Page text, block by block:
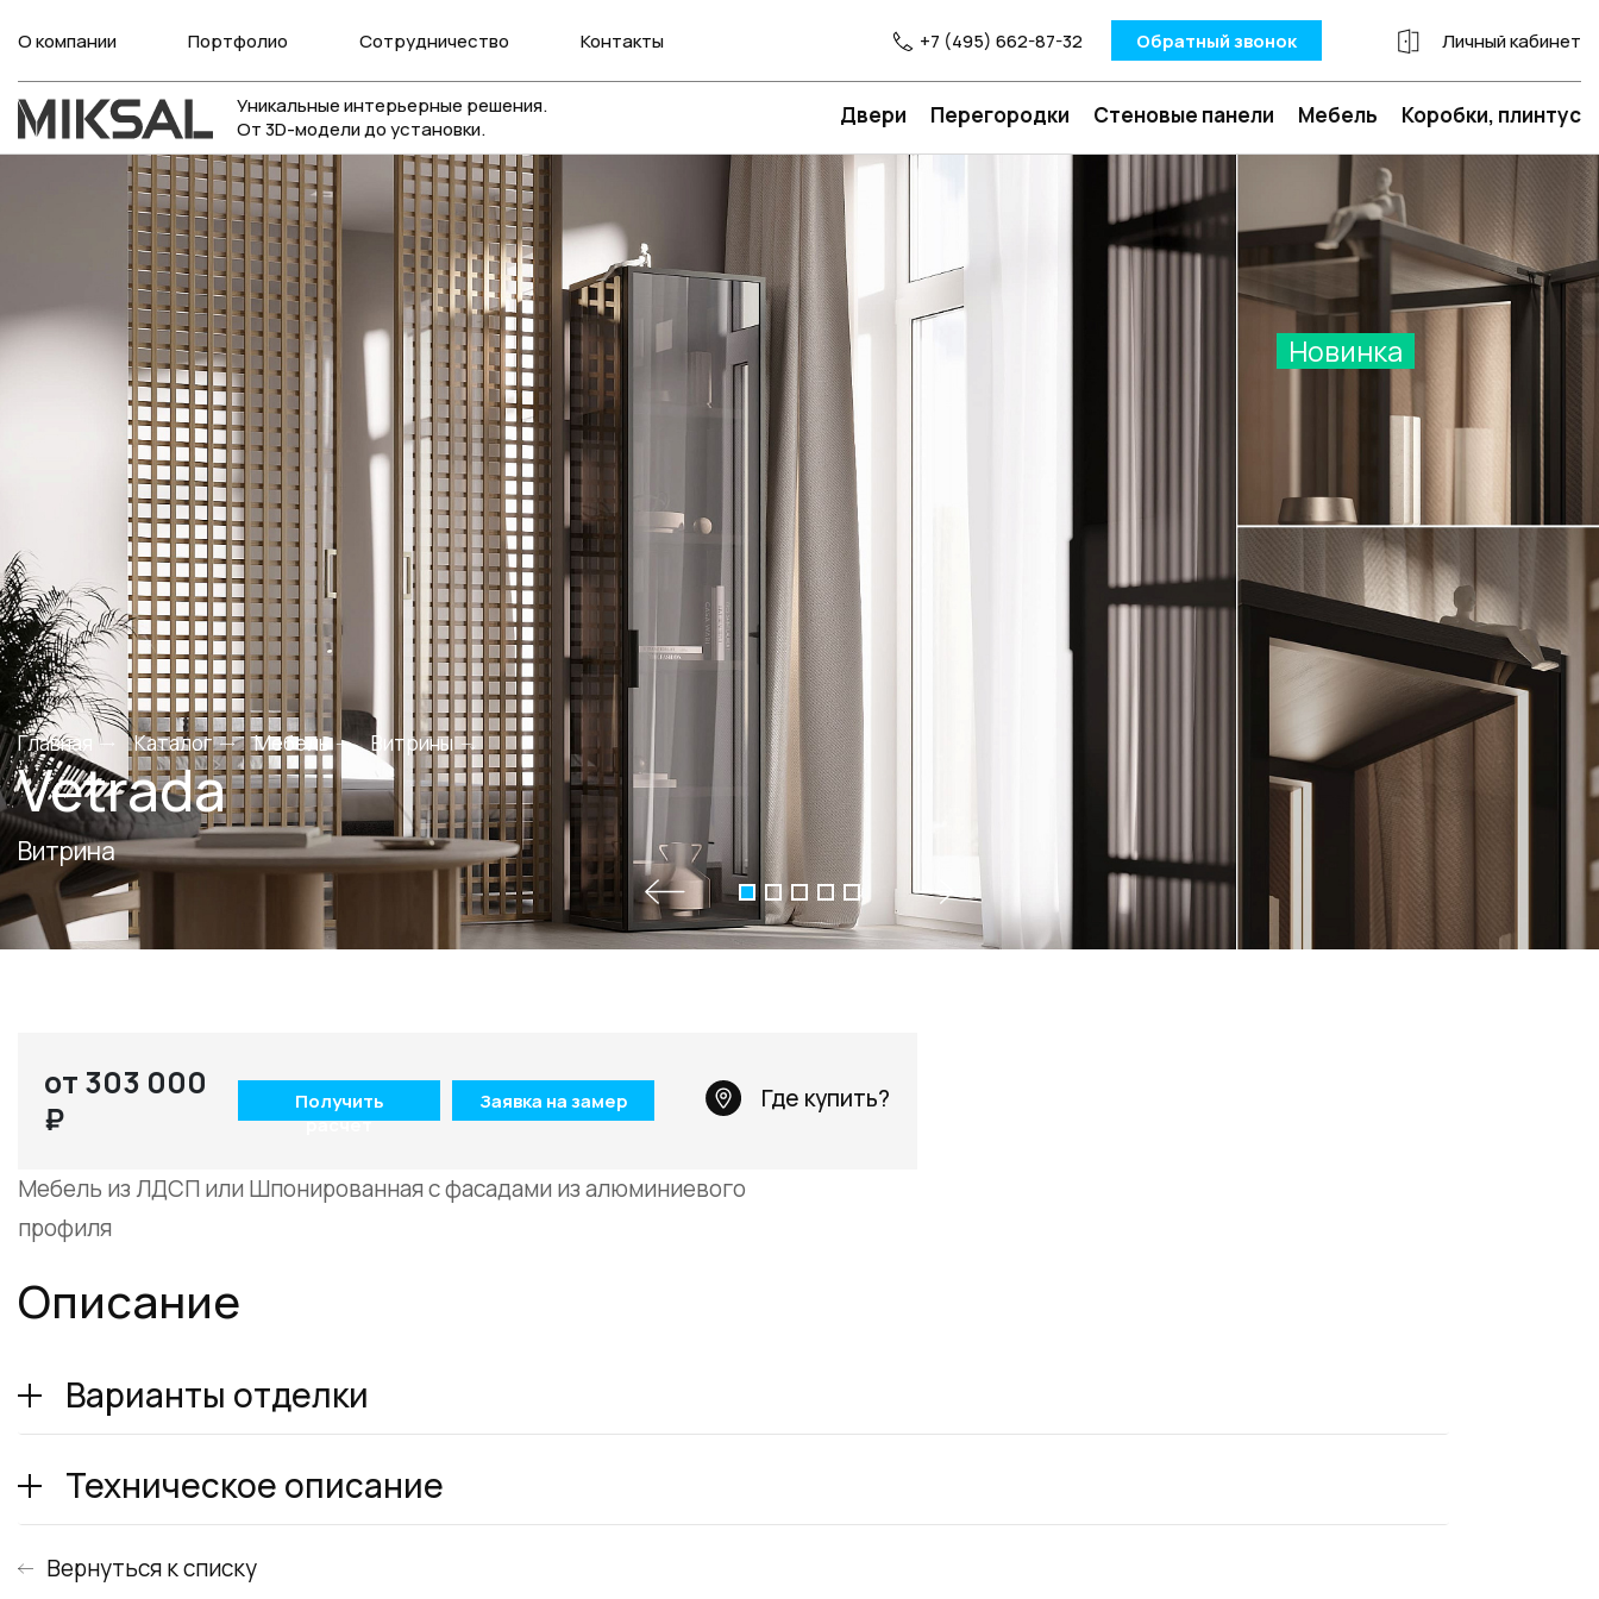
О компании Портфолио Сотрудничество Контакты +7 (495) 662-87-32 Обратный звонок Личный кабинет
Уникальные интерьерные решения.
От 3D-модели до установки.
Двери Перегородки Стеновые панели Мебель Коробки, плинтус
Главная Каталог Мебель Витрины
Vetrada
Витрина
Новинка
от 303 000
₽
Получить
расчет
Заявка на замер Где купить?
Мебель из ЛДСП или Шпонированная с фасадами из алюминиевого
профиля
Описание
Варианты отделки
Техническое описание
Вернуться к списку
Белорусская
г. Москва, ул. Бутырский Вал, д. 32
Телефон: +7 495 662-87-32